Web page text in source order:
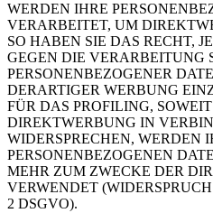
WERDEN IHRE
VERARBEITET, UM
SO HABEN SIE DAS RECHT,
GEGEN DIE VERARBEITUNG
PERSONENBEZOGENER
DERARTIGER WERBUNG
FÜR DAS PROFILING,
DIREKTWERBUNG IN
WIDERSPRECHEN, WERDEN
PERSONENBEZOGENEN
MEHR ZUM ZWECKE DER
VERWENDET
2 DSGVO).